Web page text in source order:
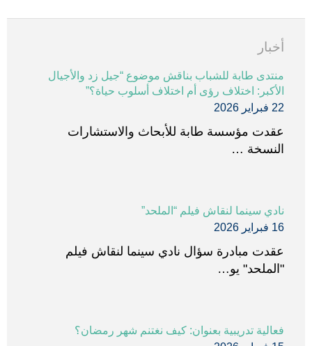
أخبار
منتدى طابة للشباب بناقش موضوع “جيل زد والأجيال
الأكبر: اختلاف رؤى أم اختلاف أسلوب حياة؟”
22 فبراير 2026
عقدت مؤسسة طابة للأبحاث والاستشارات
النسخة …
نادي سينما لنقاش فيلم “الملحد”
16 فبراير 2026
عقدت مبادرة سؤال نادي سينما لنقاش فيلم
"الملحد" يو…
فعالية تدريبية بعنوان: كيف نغتنم شهر رمضان؟